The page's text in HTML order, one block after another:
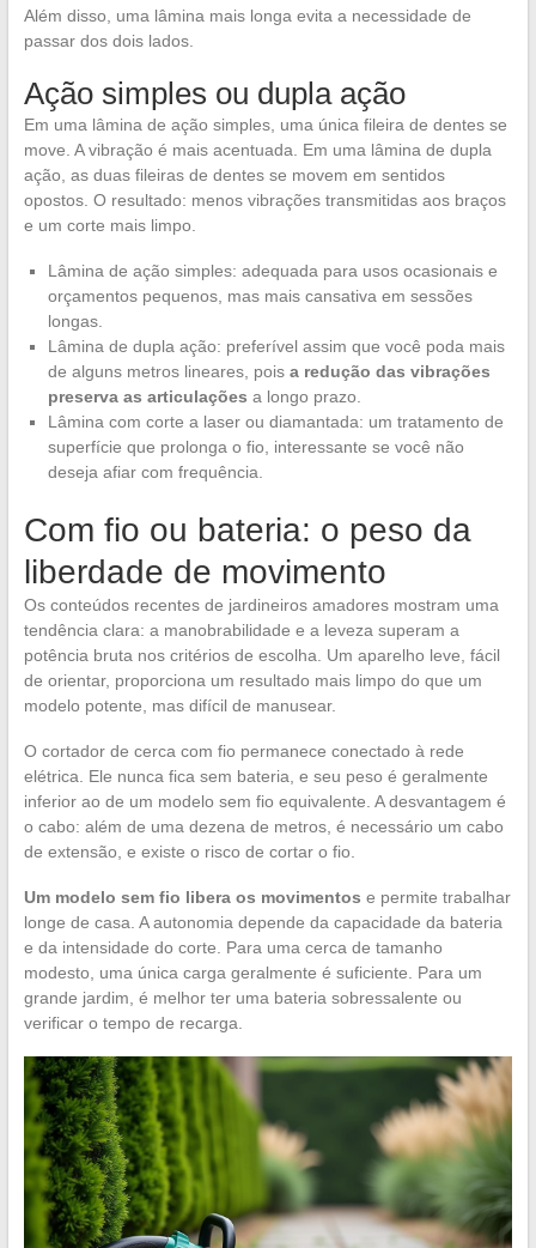
Além disso, uma lâmina mais longa evita a necessidade de
passar dos dois lados.
Ação simples ou dupla ação
Em uma lâmina de ação simples, uma única fileira de dentes se
move. A vibração é mais acentuada. Em uma lâmina de dupla
ação, as duas fileiras de dentes se movem em sentidos
opostos. O resultado: menos vibrações transmitidas aos braços
e um corte mais limpo.
Lâmina de ação simples: adequada para usos ocasionais e
orçamentos pequenos, mas mais cansativa em sessões
longas.
Lâmina de dupla ação: preferível assim que você poda mais
de alguns metros lineares, pois a redução das vibrações
preserva as articulações a longo prazo.
Lâmina com corte a laser ou diamantada: um tratamento de
superfície que prolonga o fio, interessante se você não
deseja afiar com frequência.
Com fio ou bateria: o peso da
liberdade de movimento
Os conteúdos recentes de jardineiros amadores mostram uma
tendência clara: a manobrabilidade e a leveza superam a
potência bruta nos critérios de escolha. Um aparelho leve, fácil
de orientar, proporciona um resultado mais limpo do que um
modelo potente, mas difícil de manusear.
O cortador de cerca com fio permanece conectado à rede
elétrica. Ele nunca fica sem bateria, e seu peso é geralmente
inferior ao de um modelo sem fio equivalente. A desvantagem é
o cabo: além de uma dezena de metros, é necessário um cabo
de extensão, e existe o risco de cortar o fio.
Um modelo sem fio libera os movimentos e permite trabalhar
longe de casa. A autonomia depende da capacidade da bateria
e da intensidade do corte. Para uma cerca de tamanho
modesto, uma única carga geralmente é suficiente. Para um
grande jardim, é melhor ter uma bateria sobressalente ou
verificar o tempo de recarga.